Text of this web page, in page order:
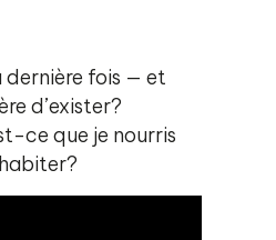
fois — et
d’exister?
ce que je nourris